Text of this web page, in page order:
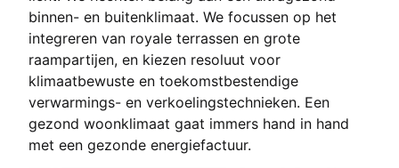
binnen- en buitenklimaat. We focussen op het
integreren van royale terrassen en grote
raampartijen, en kiezen resoluut voor
klimaatbewuste en toekomstbestendige
verwarmings- en verkoelingstechnieken. Een
gezond woonklimaat gaat immers hand in hand
met een gezonde energiefactuur.